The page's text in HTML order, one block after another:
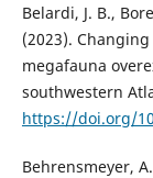
Belardi, J. B.,
(2023).
megafauna
southwestern
https://doi.org/
Behrensmeyer,